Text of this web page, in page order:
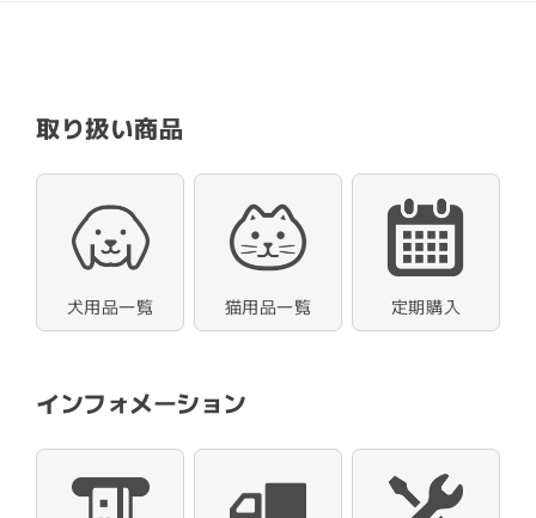
取り扱い商品
犬用品一覧 猫用品一覧 定期購入
インフォメーション